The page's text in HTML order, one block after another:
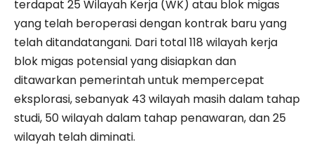
terdapat 25 Wilayah Kerja (WK) atau blok migas
yang telah beroperasi dengan kontrak baru yang
telah ditandatangani. Dari total 118 wilayah kerja
blok migas potensial yang disiapkan dan
ditawarkan pemerintah untuk mempercepat
eksplorasi, sebanyak 43 wilayah masih dalam tahap
studi, 50 wilayah dalam tahap penawaran, dan 25
wilayah telah diminati.